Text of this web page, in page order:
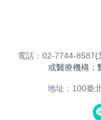
電話：02-7744-8587(
或醫療機構；
地址：100臺